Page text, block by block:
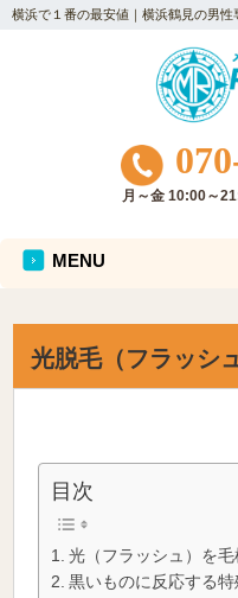
横浜で１番の最安値｜横浜鶴見の男性
月～金 10:00～
MENU
光脱毛（フラッシ
目次
光（フラッシュ）を毛
黒いものに反応する